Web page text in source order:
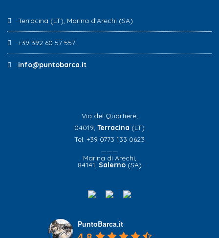
Terracina (LT), Marina d’Arechi (SA)
+39 392 60 57 557
info@puntobarca.it
Via del Quartiere,
04019, Terracina (LT)
Tel. +39 0773 133 0623
———
Marina di Arechi,
84141, Salerno(SA)
PuntoBarca.it